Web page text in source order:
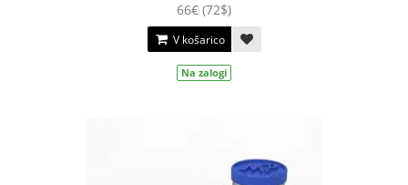
66€ (72$)
V košarico
Na zalogi